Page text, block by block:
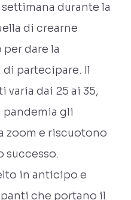
durante la
di crearne
dare la
di partecipare. Il
dai 25 ai 35,
gli
zoom e riscuotono
successo.
in anticipo e
che portano il